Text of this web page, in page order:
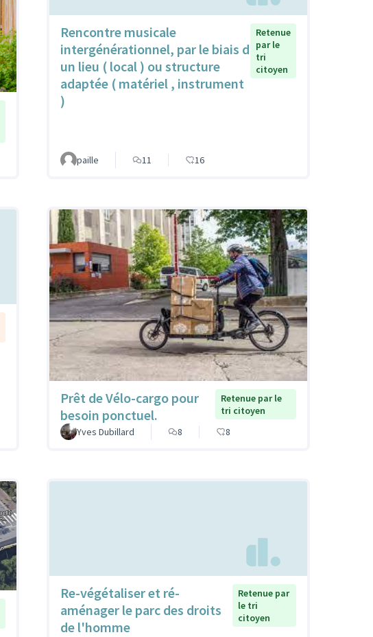
Rencontre musicale
intergénérationnel, par le biais d
un lieu ( local ) ou structure
adaptée ( matériel , instrument
)
Retenue
par le
tri
citoyen
paille 11 16
Prêt de Vélo-cargo pour
besoin ponctuel.
Retenue par le
tri citoyen
Yves Dubillard
8 8
Re-végétaliser et ré-
aménager le parc des droits
de l'homme
Retenue par
le tri
citoyen